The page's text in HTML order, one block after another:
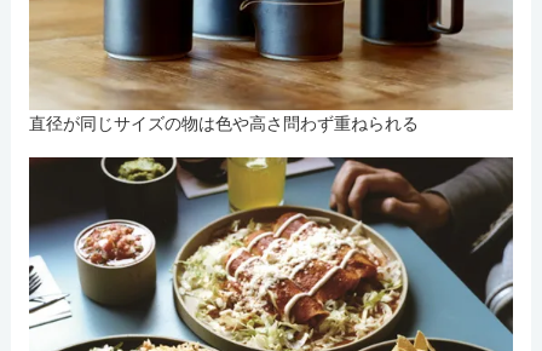
直径が同じサイズの物は色や高さ問わず重ねられる